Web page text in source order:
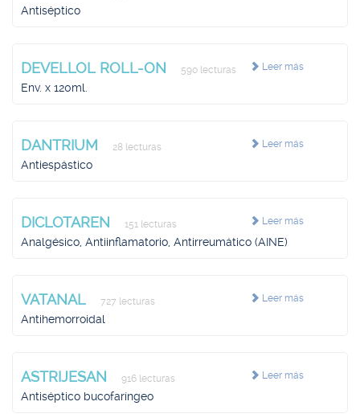
Antiséptico
Leer más
DEVELLOL ROLL-ON 590 lecturas
Env. x 120ml.
Leer más
DANTRIUM 28 lecturas
Antiespástico
Leer más
DICLOTAREN 151 lecturas
Analgésico, Antiinflamatorio, Antirreumático (AINE)
Leer más
VATANAL 727 lecturas
Antihemorroidal
Leer más
ASTRIJESAN 916 lecturas
Antiséptico bucofaríngeo